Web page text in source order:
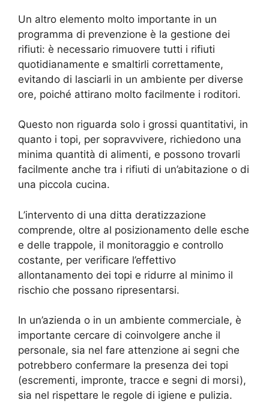
Un altro elemento molto importante in un
programma di prevenzione è la gestione dei
rifiuti: è necessario rimuovere tutti i rifiuti
quotidianamente e smaltirli correttamente,
evitando di lasciarli in un ambiente per diverse
ore, poiché attirano molto facilmente i roditori.
Questo non riguarda solo i grossi quantitativi, in
quanto i topi, per sopravvivere, richiedono una
minima quantità di alimenti, e possono trovarli
facilmente anche tra i rifiuti di un’abitazione o di
una piccola cucina.
L’intervento di una ditta deratizzazione
comprende, oltre al posizionamento delle esche
e delle trappole, il monitoraggio e controllo
costante, per verificare l’effettivo
allontanamento dei topi e ridurre al minimo il
rischio che possano ripresentarsi.
In un’azienda o in un ambiente commerciale, è
importante cercare di coinvolgere anche il
personale, sia nel fare attenzione ai segni che
potrebbero confermare la presenza dei topi
(escrementi, impronte, tracce e segni di morsi),
sia nel rispettare le regole di igiene e pulizia.